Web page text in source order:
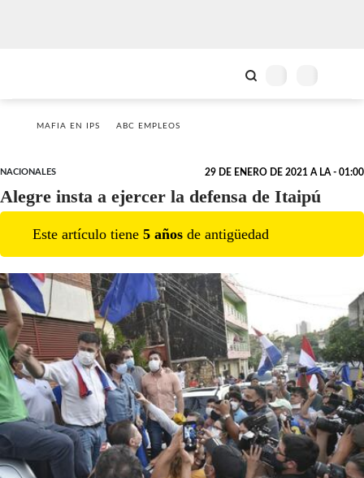
MAFIA EN IPS ABC EMPLEOS
NACIONALES 29 DE ENERO DE 2021 A LA - 01:00
Alegre insta a ejercer la defensa de Itaipú
Este artículo tiene 5 años de antigüedad